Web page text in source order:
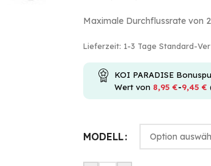
Maximale Durchflussrate von
Lieferzeit: 1-3 Tage Standard-
KOI PARADISE
Wert von 8,95 €-9,45 €
MODELL